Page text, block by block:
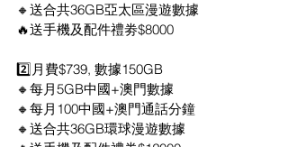
🔸送合共36GB亞太區漫遊數據
🔥送手機及配件禮劵$8000
2️⃣月費$739, 數據150GB
🔸每月5GB中國+澳門數據
🔸每月100中國+澳門通話分鐘
🔸送合共36GB環球漫遊數據